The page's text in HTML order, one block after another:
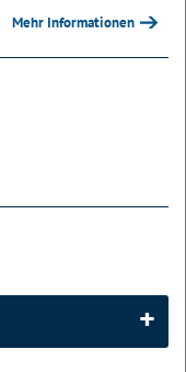
Mehr Informationen